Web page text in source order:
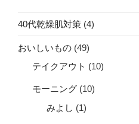
40代乾燥肌対策 (4)
おいしいもの (49)
テイクアウト (10)
モーニング (10)
みよし (1)